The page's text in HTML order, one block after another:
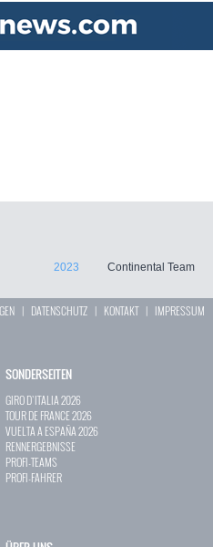
2023 Continental Team
| DATENSCHUTZ | KONTAKT| IMPRESSUM
SONDERSEITEN
GIRO D`ITALIA 2026
TOUR DE FRANCE 2026
VUELTA A ESPAÑA 2026
RENNERGEBNISSE
PROFI-TEAMS
PROFI-FAHRER